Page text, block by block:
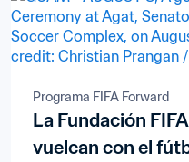
Programa FIFA Forward
La Fundación
vuelcan con el